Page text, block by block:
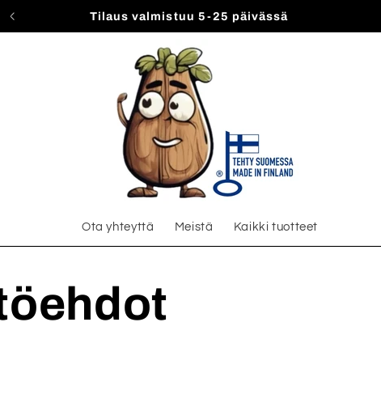
Tilaus valmistuu 5-25 päivässä
Ota yhteyttä Meistä Kaikki tuotteet